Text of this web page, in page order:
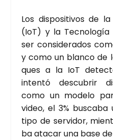
Los dis­po­si­ti­vos de
(IoT) y la
ser con­si­de­ra­dos
y como un blan­co de
ques a la IoT
inten­tó des­cu­brir
como un mode­lo
video, el 3%
tipo de ser­vi­dor,
ba ata­car una base